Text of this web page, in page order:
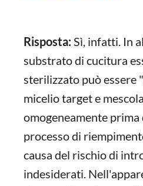
Risposta: Sì, infatti. In
substrato di cucitura
sterilizzato può essere
micelio target e
omogeneamente
processo di
causa del rischio di
indesiderati.